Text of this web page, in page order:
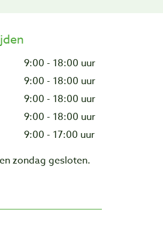
9:00 - 18:00 uur
9:00 - 18:00 uur
9:00 - 18:00 uur
9:00 - 18:00 uur
9:00 - 17:00 uur
zondag gesloten.